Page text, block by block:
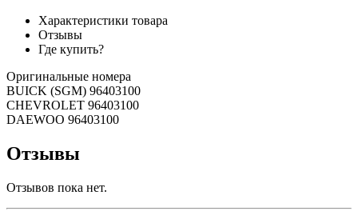
Характеристики товара
Отзывы
Где купить?
Оригинальные номера
BUICK (SGM) 96403100
CHEVROLET 96403100
DAEWOO 96403100
Отзывы
Отзывов пока нет.